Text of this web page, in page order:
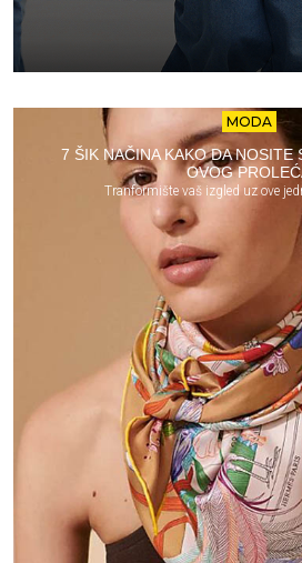
MODA
7 ŠIK NAČINA KAKO DA NOSITE
OVOG
Tranformište vaš izgled uz ove